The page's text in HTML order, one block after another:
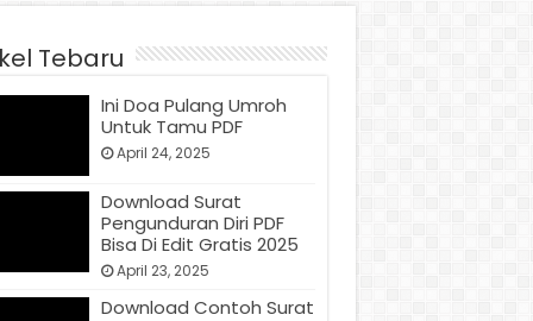
Tebaru
Ini Doa Pulang Umroh
Untuk Tamu PDF
April 24, 2025
Download Surat
Pengunduran Diri PDF
Bisa Di Edit Gratis 2025
April 23, 2025
Download Contoh Surat